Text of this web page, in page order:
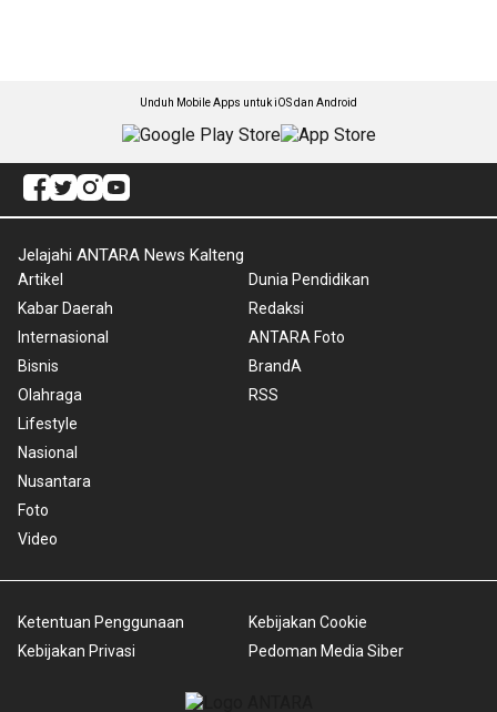
Unduh Mobile Apps untuk iOS dan Android
Jelajahi ANTARA News Kalteng
Artikel
Kabar Daerah
Internasional
Bisnis
Olahraga
Lifestyle
Nasional
Nusantara
Foto
Video
Dunia Pendidikan
Redaksi
ANTARA Foto
BrandA
RSS
Ketentuan Penggunaan
Kebijakan Privasi
Kebijakan Cookie
Pedoman Media Siber